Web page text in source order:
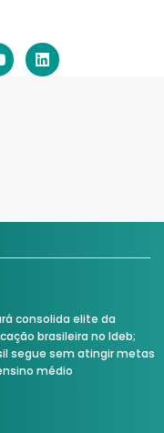
consolida elite da
brasileira no Ideb;
segue sem atingir metas
médio